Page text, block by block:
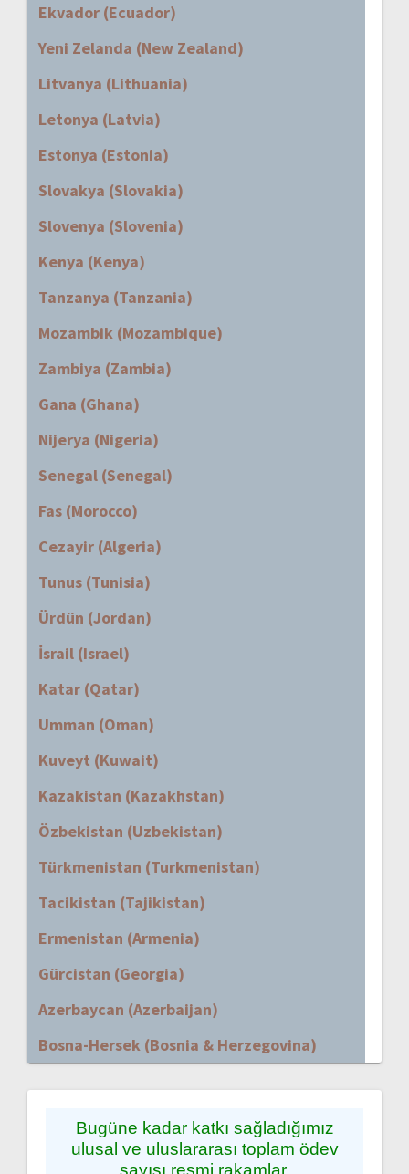
Ekvador (Ecuador)
Yeni Zelanda (New Zealand)
Litvanya (Lithuania)
Letonya (Latvia)
Estonya (Estonia)
Slovakya (Slovakia)
Slovenya (Slovenia)
Kenya (Kenya)
Tanzanya (Tanzania)
Mozambik (Mozambique)
Zambiya (Zambia)
Gana (Ghana)
Nijerya (Nigeria)
Senegal (Senegal)
Fas (Morocco)
Cezayir (Algeria)
Tunus (Tunisia)
Ürdün (Jordan)
İsrail (Israel)
Katar (Qatar)
Umman (Oman)
Kuveyt (Kuwait)
Kazakistan (Kazakhstan)
Özbekistan (Uzbekistan)
Türkmenistan (Turkmenistan)
Tacikistan (Tajikistan)
Ermenistan (Armenia)
Gürcistan (Georgia)
Azerbaycan (Azerbaijan)
Bosna-Hersek (Bosnia & Herzegovina)
Bugüne kadar katkı sağladığımız
ulusal ve uluslararası toplam ödev
sayısı resmi rakamlar,